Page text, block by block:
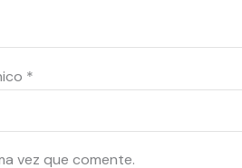
*
vez que comente.